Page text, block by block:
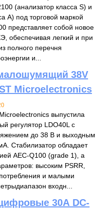
(анализатор класса S) и
А) под торговой маркой
собой новое
обеспечивая легкий и при
полного перечня
и...
38V
Microelectronics
выпустила
регулятор LDO40L с
до 38 В и выходным
Стабилизатор обладает
AEC-Q100 (grade 1), а
высоким PSRR,
и малыми
входн...
30А DC-